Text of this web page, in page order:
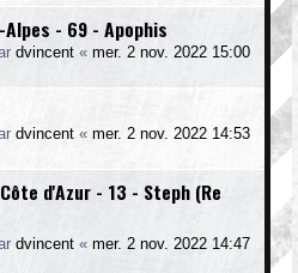
- 69 - Apophis
dvincent « mer. 2 nov. 2022 15:00
dvincent « mer. 2 nov. 2022 14:53
d'Azur - 13 - Steph (Re
dvincent « mer. 2 nov. 2022 14:47